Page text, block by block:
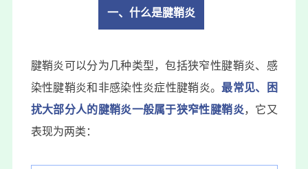
一、什么是腱鞘炎
腱鞘炎可以分为几种类型，包括狭窄性腱鞘炎、 感
染性腱鞘炎和非感染性炎症性腱鞘炎。最常见、困
扰大部分人的腱鞘炎一般属于狭窄性腱鞘炎，它又
表现为两类：